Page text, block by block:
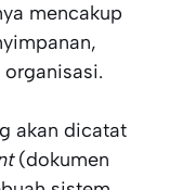
mencakup
akan dicatat
(dokumen